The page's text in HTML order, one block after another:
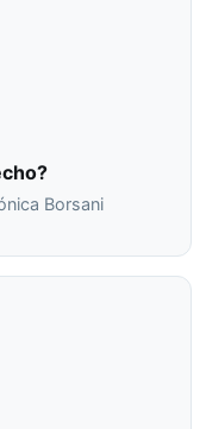
Borsani